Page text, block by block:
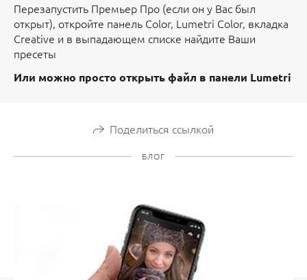
Перезапустить Премьер Про (если он у Вас был
открыт), откройте панель Color, Lumetri Color, вкладка
Creative и в выпадающем списке найдите Ваши
пресеты
Или можно просто открыть файл в панели Lumetri
Поделиться ссылкой
БЛОГ